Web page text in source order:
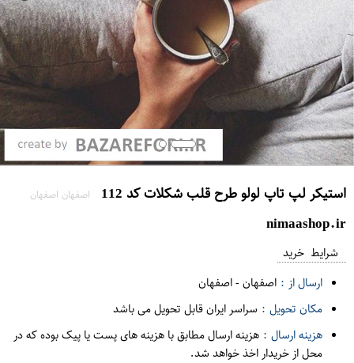
استیکر لپ تاپ لولو طرح قلب شکلات کد 112 اصفهان اصفهان
nimaashop.ir
شرایط خرید
ارسال از : اصفهان-اصفهان
مکان تحویل : سراسر ایران قابل تحویل می باشد
هزینه ارسال : هزینه ارسال مطابق با هزینه های پست یا پیک بوده که در
محل از خریدار اخذ خواهد شد.